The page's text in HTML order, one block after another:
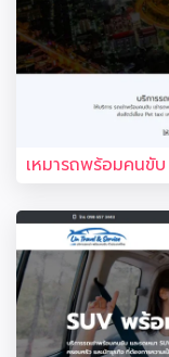
เหมารถพร้อมคนขั